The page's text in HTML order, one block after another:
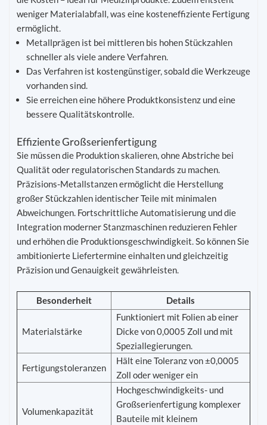
weniger Materialabfall, was eine kosteneffiziente Fertigung
ermöglicht.
Metallprägen ist bei mittleren bis hohen Stückzahlen
schneller als viele andere Verfahren.
Das Verfahren ist kostengünstiger, sobald die Werkzeuge
vorhanden sind.
Sie erreichen eine höhere Produktkonsistenz und eine
bessere Qualitätskontrolle.
Effiziente Großserienfertigung
Sie müssen die Produktion skalieren, ohne Abstriche bei
Qualität oder regulatorischen Standards zu machen.
Präzisions-Metallstanzen ermöglicht die Herstellung
großer Stückzahlen identischer Teile mit minimalen
Abweichungen. Fortschrittliche Automatisierung und die
Integration moderner Stanzmaschinen reduzieren Fehler
und erhöhen die Produktionsgeschwindigkeit. So können Sie
ambitionierte Liefertermine einhalten und gleichzeitig
Präzision und Genauigkeit gewährleisten.
Besonderheit Details
Materialstärke
Funktioniert mit Folien ab einer
Dicke von 0,0005 Zoll und mit
Speziallegierungen.
Fertigungstoleranzen
Hält eine Toleranz von ±0,0005
Zoll oder weniger ein
Volumenkapazität
Hochgeschwindigkeits- und
Großserienfertigung komplexer
Bauteile mit kleinem